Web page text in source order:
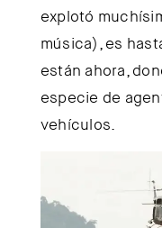
explotó
música), es
están ahora,
especie de
vehículos.